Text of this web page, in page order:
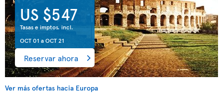
US $547
Tasas e imptos. incl.
OCT 01 aOCT 21
Reservar ahora
Ver más ofertas hacia Europa